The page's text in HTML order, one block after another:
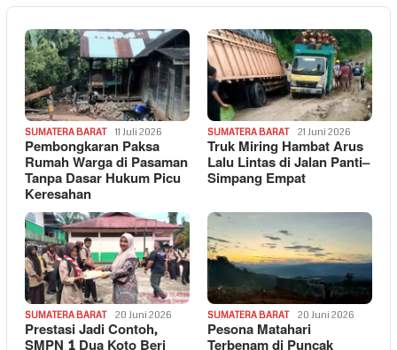
SUMATERA BARAT 11 Juli 2026
Pembongkaran Paksa
Rumah Warga di Pasaman
Tanpa Dasar Hukum Picu
Keresahan
SUMATERA BARAT 21 Juni 2026
Truk Miring Hambat Arus
Lalu Lintas di Jalan Panti–
Simpang Empat
SUMATERA BARAT 20 Juni 2026
Prestasi Jadi Contoh,
SUMATERA BARAT 20 Juni 2026
Pesona Matahari